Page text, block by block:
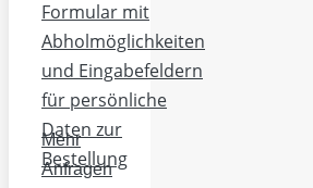
Mehr
Anfragen